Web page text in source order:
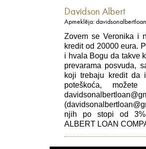
Davidson Albert
Apmeklēja:
Zovem se Veronika i
kredit od 20000 eura.
i hvala Bogu da takve
prevarama posvuda,
koji trebaju kredit da
poteškoća,
njih po stopi od 3%.
ALBERT LOAN